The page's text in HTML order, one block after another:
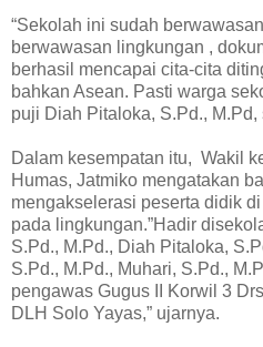
“Sekolah ini sudah
berwawasan lingkungan ,
berhasil mencapai cita-cita
bahkan Asean. Pasti warga
puji Diah Pitaloka, S.Pd.,
Dalam kesempatan itu, Wakil
Humas, Jatmiko mengatakan
mengakselerasi peserta didik
pada lingkungan.”Hadir
S.Pd., M.Pd., Diah Pitaloka,
S.Pd., M.Pd., Muhari, S.Pd.,
pengawas Gugus II Korwil 3
DLH Solo Yayas,” ujarnya.